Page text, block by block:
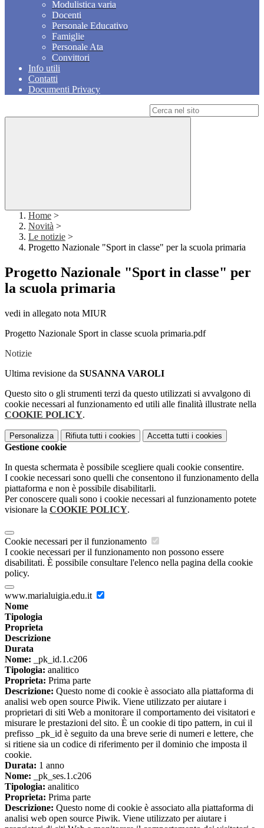
Modulistica varia
Docenti
Personale Educativo
Famiglie
Personale Ata
Convittori
Info utili
Contatti
Documenti Privacy
Home >
Novità >
Le notizie >
Progetto Nazionale "Sport in classe" per la scuola primaria
Progetto Nazionale "Sport in classe" per
la scuola primaria
vedi in allegato nota MIUR
Progetto Nazionale Sport in classe scuola primaria.pdf
Notizie
Ultima revisione da SUSANNA VAROLI
Questo sito o gli strumenti terzi da questo utilizzati si avvalgono di
cookie necessari al funzionamento ed utili alle finalità illustrate nella
COOKIE POLICY.
Personalizza Rifiuta tutti i cookies Accetta tutti i cookies
Gestione cookie
In questa schermata è possibile scegliere quali cookie consentire.
I cookie necessari sono quelli che consentono il funzionamento della
piattaforma e non è possibile disabilitarli.
Per conoscere quali sono i cookie necessari al funzionamento potete
visionare la COOKIE POLICY.
Cookie necessari per il funzionamento
I cookie necessari per il funzionamento non possono essere
disabilitati. È possibile consultare l'elenco nella pagina della cookie
policy.
www.marialuigia.edu.it
Nome
Tipologia
Proprieta
Descrizione
Durata
Nome: _pk_id.1.c206
Tipologia: analitico
Proprieta: Prima parte
Descrizione: Questo nome di cookie è associato alla piattaforma di
analisi web open source Piwik. Viene utilizzato per aiutare i
proprietari di siti Web a monitorare il comportamento dei visitatori e
misurare le prestazioni del sito. È un cookie di tipo pattern, in cui il
prefisso _pk_id è seguito da una breve serie di numeri e lettere, che
si ritiene sia un codice di riferimento per il dominio che imposta il
cookie.
Durata: 1 anno
Nome: _pk_ses.1.c206
Tipologia: analitico
Proprieta: Prima parte
Descrizione: Questo nome di cookie è associato alla piattaforma di
analisi web open source Piwik. Viene utilizzato per aiutare i